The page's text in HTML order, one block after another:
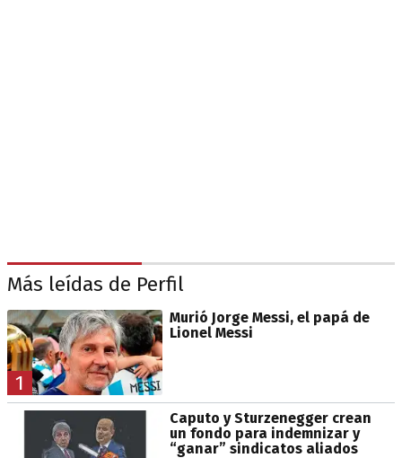
Más leídas de Perfil
1
Murió Jorge Messi, el papá de
Lionel Messi
Caputo y Sturzenegger crean
un fondo para indemnizar y
“ganar” sindicatos aliados